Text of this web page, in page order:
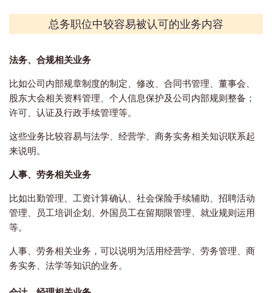
总务职位中较容易被认可的业务内容
法务、合规相关业务
比如公司内部规章制度的制定、修改、合同书管理、董事会、
股东大会相关资料管理、个人信息保护及公司内部规则整备；
许可、认证及行政手续管理等。
这些业务比较容易与法学、经营学、商务实务相关知识联系起
来说明。
人事、劳务相关业务
比如出勤管理、工资计算确认、社会保险手续辅助、招聘活动
管理、员工培训企划、外国员工在留期限管理、就业规则运用
等。
人事、劳务相关业务，可以说明为活用经营学、劳务管理、商
务实务、法学等知识的业务。